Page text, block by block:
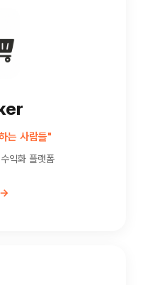
는 사람들"
익화 플랫폼
→